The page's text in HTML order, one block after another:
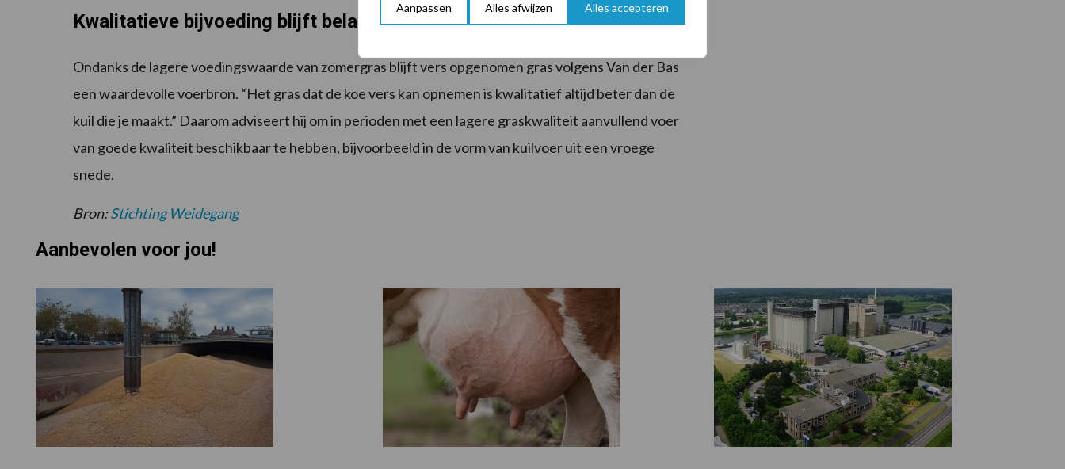
Aanpassen Alles afwijzen Alles accepteren
Kwalitatieve bijvoeding blijft belangrijk
Ondanks de lagere voedingswaarde van zomergras blijft vers opgenomen gras volgens Van der Bas
een waardevolle voerbron. “Het gras dat de koe vers kan opnemen is kwalitatief altijd beter dan de
kuil die je maakt.” Daarom adviseert hij om in perioden met een lagere graskwaliteit aanvullend voer
van goede kwaliteit beschikbaar te hebben, bijvoorbeeld in de vorm van kuilvoer uit een vroege
snede.
Bron:Stichting Weidegang
Aanbevolen voor jou!